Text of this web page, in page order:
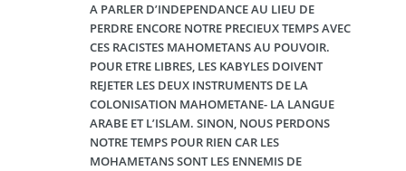
A PARLER D’INDEPENDANCE AU LIEU DE
PERDRE ENCORE NOTRE PRECIEUX TEMPS AVEC
CES RACISTES MAHOMETANS AU POUVOIR.
POUR ETRE LIBRES, LES KABYLES DOIVENT
REJETER LES DEUX INSTRUMENTS DE LA
COLONISATION MAHOMETANE- LA LANGUE
ARABE ET L’ISLAM. SINON, NOUS PERDONS
NOTRE TEMPS POUR RIEN CAR LES
MOHAMETANS SONT LES ENNEMIS DE